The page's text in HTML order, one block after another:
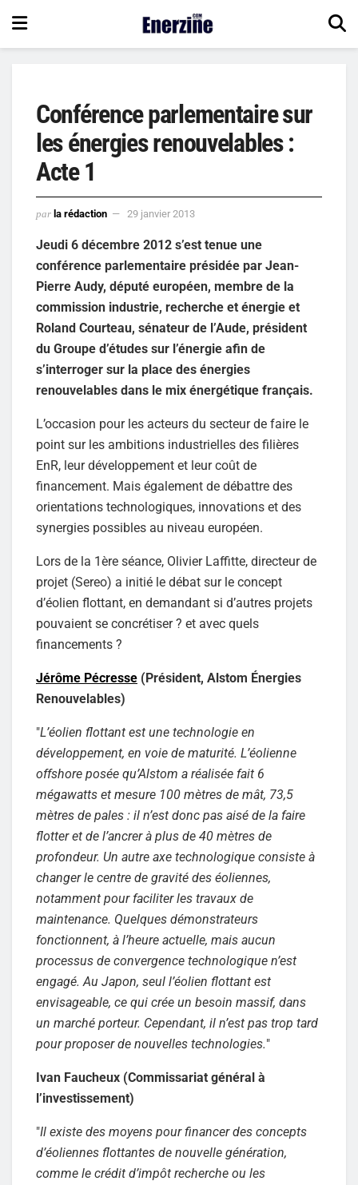
Conférence parlementaire sur
les énergies renouvelables :
Acte 1
par la rédaction 29 janvier 2013
Jeudi 6 décembre 2012 s’est tenue une
conférence parlementaire présidée par Jean-
Pierre Audy, député européen, membre de la
commission industrie, recherche et énergie et
Roland Courteau, sénateur de l’Aude, président
du Groupe d’études sur l’énergie afin de
s’interroger sur la place des énergies
renouvelables dans le mix énergétique français.
L’occasion pour les acteurs du secteur de faire le
point sur les ambitions industrielles des filières
EnR, leur développement et leur coût de
financement. Mais également de débattre des
orientations technologiques, innovations et des
synergies possibles au niveau européen.
Lors de la 1ère séance, Olivier Laffitte, directeur de
projet (Sereo) a initié le débat sur le concept
d’éolien flottant, en demandant si d’autres projets
pouvaient se concrétiser ? et avec quels
financements ?
Jérôme Pécresse (Président, Alstom Énergies
Renouvelables)
"L’éolien flottant est une technologie en
développement, en voie de maturité. L’éolienne
offshore posée qu’Alstom a réalisée fait 6
mégawatts et mesure 100 mètres de mât, 73,5
mètres de pales : il n’est donc pas aisé de la faire
flotter et de l’ancrer à plus de 40 mètres de
profondeur. Un autre axe technologique consiste à
changer le centre de gravité des éoliennes,
notamment pour faciliter les travaux de
maintenance. Quelques démonstrateurs
fonctionnent, à l’heure actuelle, mais aucun
processus de convergence technologique n’est
engagé. Au Japon, seul l’éolien flottant est
envisageable, ce qui crée un besoin massif, dans
un marché porteur. Cependant, il n’est pas trop tard
pour proposer de nouvelles technologies."
Ivan Faucheux (Commissariat général à
l’investissement)
"Il existe des moyens pour financer des concepts
d’éoliennes flottantes de nouvelle génération,
comme le crédit d’impôt recherche ou les